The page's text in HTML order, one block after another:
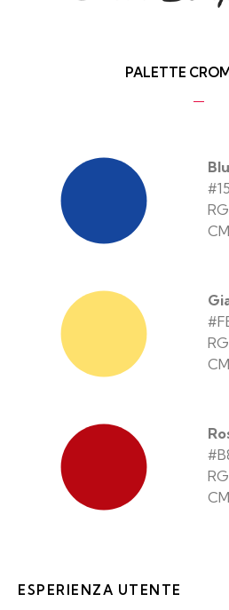
PALETTE
Blu
ESPERIENZA UTENTE